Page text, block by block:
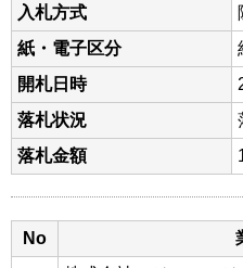
入札方式
紙・電子区分
開札日時
落札状況
落札金額
No